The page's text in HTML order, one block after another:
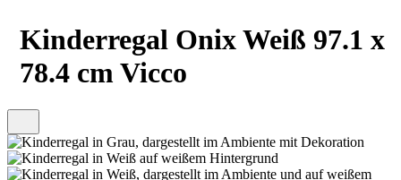
Kinderregal Onix Weiß 97.1 x
78.4 cm Vicco